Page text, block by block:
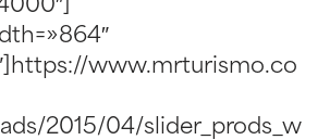
www.mrturismo.co
2015/04/slider_prods_w